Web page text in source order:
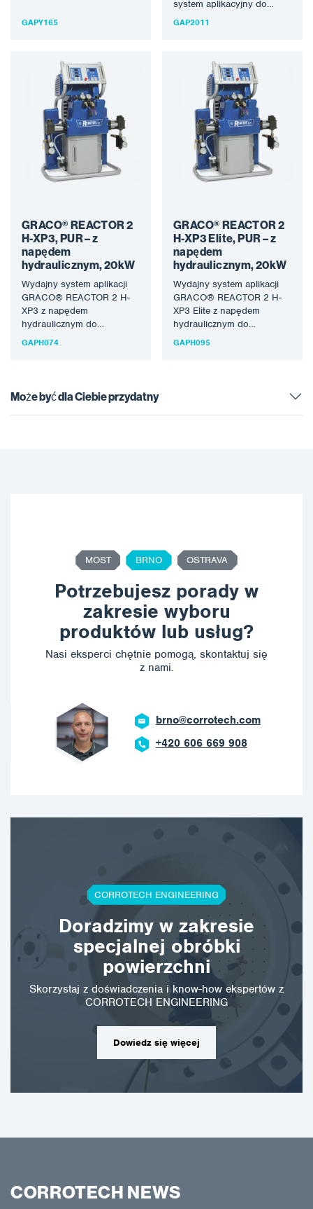
natryskiwania ochronnych
GAPY165
system aplikacyjny do
natryskiwania i odlewania
GAP2011
GRACO® REACTOR 2
H-XP3, PUR – z
napędem
hydraulicznym, 20kW
Wydajny system aplikacji
GRACO® REACTOR 2 H-
XP3 z napędem
hydraulicznym do
natryskiwania ochronnych
generacja…
GAPH074
GRACO® REACTOR 2
H-XP3 Elite, PUR – z
napędem
hydraulicznym, 20kW
Wydajny system aplikacji
GRACO® REACTOR 2 H-
XP3 Elite z napędem
hydraulicznym do
natryskiwania ochronnych
GAPH095
Może być dla Ciebie przydatny
MOST BRNO OSTRAVA
Potrzebujesz porady w
zakresie wyboru
produktów lub usług?
Nasi eksperci chętnie pomogą, skontaktuj się
z nami.
brno@corrotech.com
+420 606 669 908
CORROTECH ENGINEERING
Doradzimy w zakresie
specjalnej obróbki
powierzchni
Skorzystaj z doświadczenia i know-how ekspertów z
CORROTECH ENGINEERING
Dowiedz się więcej
CORROTECH NEWS